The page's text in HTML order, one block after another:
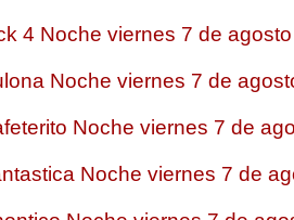
4 Noche viernes 7 de
Noche viernes 7 de
Noche viernes 7 de
Noche viernes 7 de